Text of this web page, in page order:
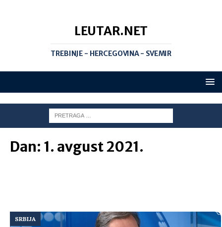
LEUTAR.NET
TREBINJE - HERCEGOVINA - SVEMIR
Dan: 1. avgust 2021.
SRBIJA